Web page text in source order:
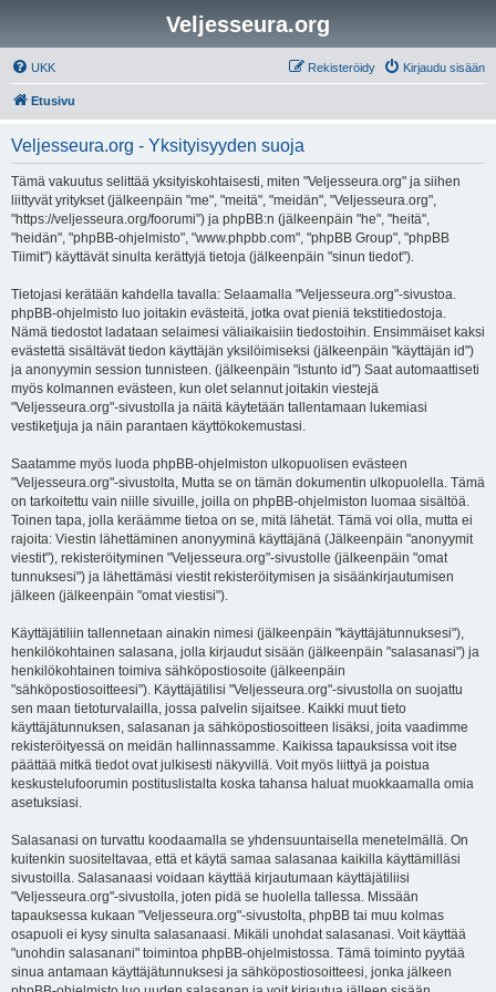
Veljesseura.org
UKK Kirjaudu sisään
Rekisteröidy
Etusivu
Veljesseura.org - Yksityisyyden suoja
Tämä vakuutus selittää yksityiskohtaisesti, miten "Veljesseura.org" ja siihen
liittyvät yritykset (jälkeenpäin "me", "meitä", "meidän", "Veljesseura.org",
"https://veljesseura.org/foorumi") ja phpBB:n (jälkeenpäin "he", "heitä",
"heidän", "phpBB-ohjelmisto", "www.phpbb.com", "phpBB Group", "phpBB
Tiimit") käyttävät sinulta kerättyjä tietoja (jälkeenpäin "sinun tiedot").
Tietojasi kerätään kahdella tavalla: Selaamalla "Veljesseura.org"-sivustoa.
phpBB-ohjelmisto luo joitakin evästeitä, jotka ovat pieniä tekstitiedostoja.
Nämä tiedostot ladataan selaimesi väliaikaisiin tiedostoihin. Ensimmäiset kaksi
evästettä sisältävät tiedon käyttäjän yksilöimiseksi (jälkeenpäin "käyttäjän id")
ja anonyymin session tunnisteen. (jälkeenpäin "istunto id") Saat automaattiseti
myös kolmannen evästeen, kun olet selannut joitakin viestejä
"Veljesseura.org"-sivustolla ja näitä käytetään tallentamaan lukemiasi
vestiketjuja ja näin parantaen käyttökokemustasi.
Saatamme myös luoda phpBB-ohjelmiston ulkopuolisen evästeen
"Veljesseura.org"-sivustolta, Mutta se on tämän dokumentin ulkopuolella. Tämä
on tarkoitettu vain niille sivuille, joilla on phpBB-ohjelmiston luomaa sisältöä.
Toinen tapa, jolla keräämme tietoa on se, mitä lähetät. Tämä voi olla, mutta ei
rajoita: Viestin lähettäminen anonyyminä käyttäjänä (Jälkeenpäin "anonyymit
viestit"), rekisteröityminen "Veljesseura.org"-sivustolle (jälkeenpäin "omat
tunnuksesi") ja lähettämäsi viestit rekisteröitymisen ja sisäänkirjautumisen
jälkeen (jälkeenpäin "omat viestisi").
Käyttäjätiliin tallennetaan ainakin nimesi (jälkeenpäin "käyttäjätunnuksesi"),
henkilökohtainen salasana, jolla kirjaudut sisään (jälkeenpäin "salasanasi") ja
henkilökohtainen toimiva sähköpostiosoite (jälkeenpäin
"sähköpostiosoitteesi"). Käyttäjätilisi "Veljesseura.org"-sivustolla on suojattu
sen maan tietoturvalailla, jossa palvelin sijaitsee. Kaikki muut tieto
käyttäjätunnuksen, salasanan ja sähköpostiosoitteen lisäksi, joita vaadimme
rekisteröityessä on meidän hallinnassamme. Kaikissa tapauksissa voit itse
päättää mitkä tiedot ovat julkisesti näkyvillä. Voit myös liittyä ja poistua
keskustelufoorumin postituslistalta koska tahansa haluat muokkaamalla omia
asetuksiasi.
Salasanasi on turvattu koodaamalla se yhdensuuntaisella menetelmällä. On
kuitenkin suositeltavaa, että et käytä samaa salasanaa kaikilla käyttämilläsi
sivustoilla. Salasanaasi voidaan käyttää kirjautumaan käyttäjätiliisi
"Veljesseura.org"-sivustolla, joten pidä se huolella tallessa. Missään
tapauksessa kukaan "Veljesseura.org"-sivustolta, phpBB tai muu kolmas
osapuoli ei kysy sinulta salasanaasi. Mikäli unohdat salasanasi. Voit käyttää
"unohdin salasanani" toimintoa phpBB-ohjelmistossa. Tämä toiminto pyytää
sinua antamaan käyttäjätunnuksesi ja sähköpostiosoitteesi, jonka jälkeen